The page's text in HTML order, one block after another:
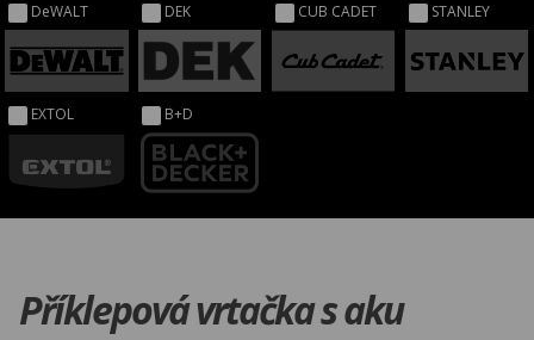
DeWALT DEK CUB CADET STANLEY
EXTOL B+D
Příklepová vrtačka s aku